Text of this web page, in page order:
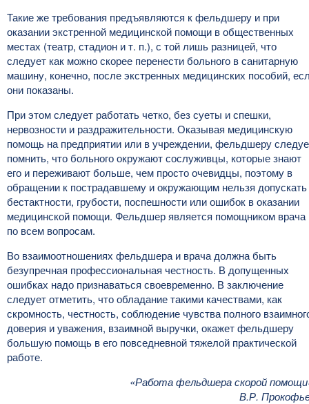
Такие же требования предъявляются к фельдшеру и при
оказании экстренной медицинской помощи в общественных
местах (театр, стадион и т. п.), с той лишь разницей, что
следует как можно скорее перенести больного в санитарную
машину, конечно, после экстренных медицинских пособий,
они показаны.
При этом следует работать четко, без суеты и спешки,
нервозности и раздражительности. Оказывая медицинскую
помощь на предприятии или в учреждении, фельдшеру
помнить, что больного окружают сослуживцы, которые знают
его и переживают больше, чем просто очевидцы, поэтому в
обращении к пострадавшему и окружающим нельзя допускать
бестактности, грубости, поспешности или ошибок в оказании
медицинской помощи. Фельдшер является помощником врача
по всем вопросам.
Во взаимоотношениях фельдшера и врача должна быть
безупречная профессиональная честность. В допущенных
ошибках надо признаваться своевременно. В заключение
следует отметить, что обладание такими качествами, как
скромность, честность, соблюдение чувства полного
доверия и уважения, взаимной выручки, окажет фельдшеру
большую помощь в его повседневной тяжелой практической
работе.
«Работа фельдшера скорой
В.Р.